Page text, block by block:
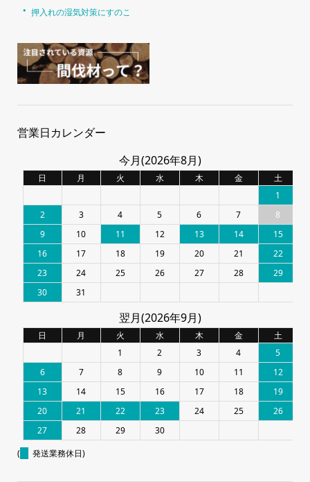
押入れの湿気対策にすのこ
営業日カレンダー
今月(2026年8月)
日 月 火 水 木 金
土
1
2
3 4 5 6 7
8
9
10 11 12 13 14
15
16
17 18 19 20 21
22
23
24 25 26 27 28
29
30
31
翌月(2026年9月)
日 月 火 水 木 金
土
1
2 3 4
5
6
7 8 9 10 11
12
13
14 15 16 17 18
19
20
21 22 23 24 25
26
27
28 29
30
(
発送業務休日)